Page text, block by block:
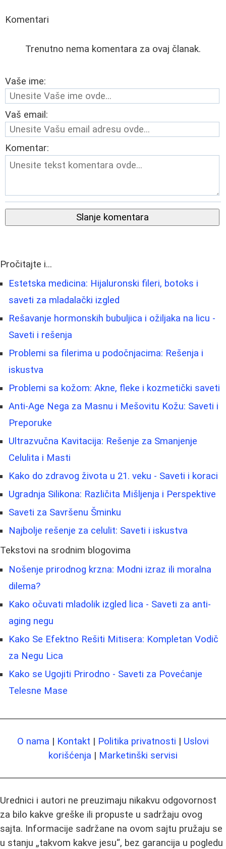
Komentari
Trenutno nema komentara za ovaj članak.
Vaše ime:
Vaš email:
Komentar:
Slanje komentara
Pročitajte i...
Estetska medicina: Hijaluronski fileri, botoks i
saveti za mladalački izgled
Rešavanje hormonskih bubuljica i ožiljaka na licu -
Saveti i rešenja
Problemi sa filerima u podočnjacima: Rešenja i
iskustva
Problemi sa kožom: Akne, fleke i kozmetički saveti
Anti-Age Nega za Masnu i Mešovitu Kožu: Saveti i
Preporuke
Ultrazvučna Kavitacija: Rešenje za Smanjenje
Celulita i Masti
Kako do zdravog života u 21. veku - Saveti i koraci
Ugradnja Silikona: Različita Mišljenja i Perspektive
Saveti za Savršenu Šminku
Najbolje rešenje za celulit: Saveti i iskustva
Tekstovi na srodnim blogovima
Nošenje prirodnog krzna: Modni izraz ili moralna
dilema?
Kako očuvati mladolik izgled lica - Saveti za anti-
aging negu
Kako Se Efektno Rešiti Mitisera: Kompletan Vodič
za Negu Lica
Kako se Ugojiti Prirodno - Saveti za Povećanje
Telesne Mase
O nama | Kontakt | Politika privatnosti | Uslovi
korišćenja | Marketinški servisi
Urednici i autori ne preuzimaju nikakvu odgovornost
za bilo kakve greške ili propuste u sadržaju ovog
sajta. Informacije sadržane na ovom sajtu pružaju se
u stanju „takvom kakve jesu“, bez garancija u pogledu